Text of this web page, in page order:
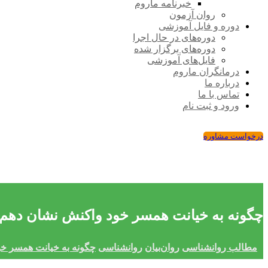
خبرنامه ماروم
روان آزمون
دوره و فایل آموزشی
دوره‌های در حال اجرا
دوره‌های برگزار شده
فایل‌های آموزشی
درمانگران ماروم
درباره ما
تماس با ما
ورود و ثبت نام
درخواست مشاوره
چگونه به خیانت همسر خود واکنش نشان
مطالب روانشناسی روان‌بیان روانشناسی چگونه به خیانت همسر